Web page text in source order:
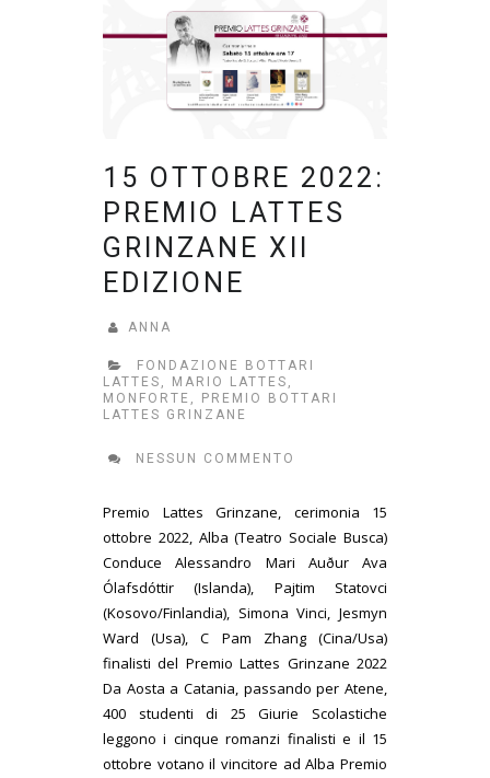
15 OTTOBRE 2022:
PREMIO LATTES
GRINZANE XII
EDIZIONE
ANNA
FONDAZIONE BOTTARI
LATTES , MARIO LATTES ,
MONFORTE ,
PREMIO BOTTARI
LATTES GRINZANE
NESSUN COMMENTO
Premio Lattes Grinzane, cerimonia 15
ottobre 2022, Alba (Teatro Sociale Busca)
Conduce Alessandro Mari Auður Ava
Ólafsdóttir (Islanda), Pajtim Statovci
(Kosovo/Finlandia), Simona Vinci, Jesmyn
Ward (Usa), C Pam Zhang (Cina/Usa)
finalisti del Premio Lattes Grinzane 2022
Da Aosta a Catania, passando per Atene,
400 studenti di 25 Giurie Scolastiche
leggono i cinque romanzi finalisti e il 15
ottobre votano il vincitore ad Alba Premio